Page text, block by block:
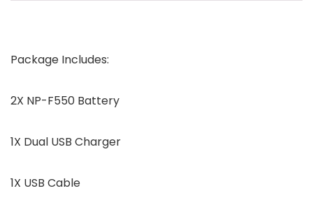
Package Includes:
2X NP-F550 Battery
1X Dual USB Charger
1X USB Cable